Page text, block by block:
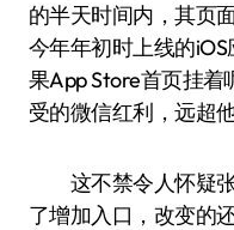
的半天时间内，其页
今年年初时上线的
果App Store首页挂着
受的微信红利，远超他
这不禁令人怀疑张
了增加入口，改变的